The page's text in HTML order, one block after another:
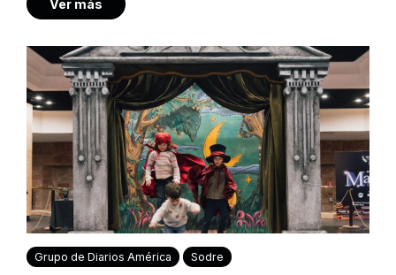
Ver más
Grupo de Diarios América Sodre